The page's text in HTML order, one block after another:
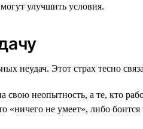
улучшить условия.
неудач. Этот страх тесно
свою неопытность, а те, кто
«ничего не умеет», либо